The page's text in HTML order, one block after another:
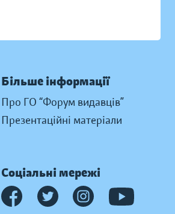
Більше інформації
Про ГО “Форум видавців”
Презентаційні матеріали
Соціальні мережі